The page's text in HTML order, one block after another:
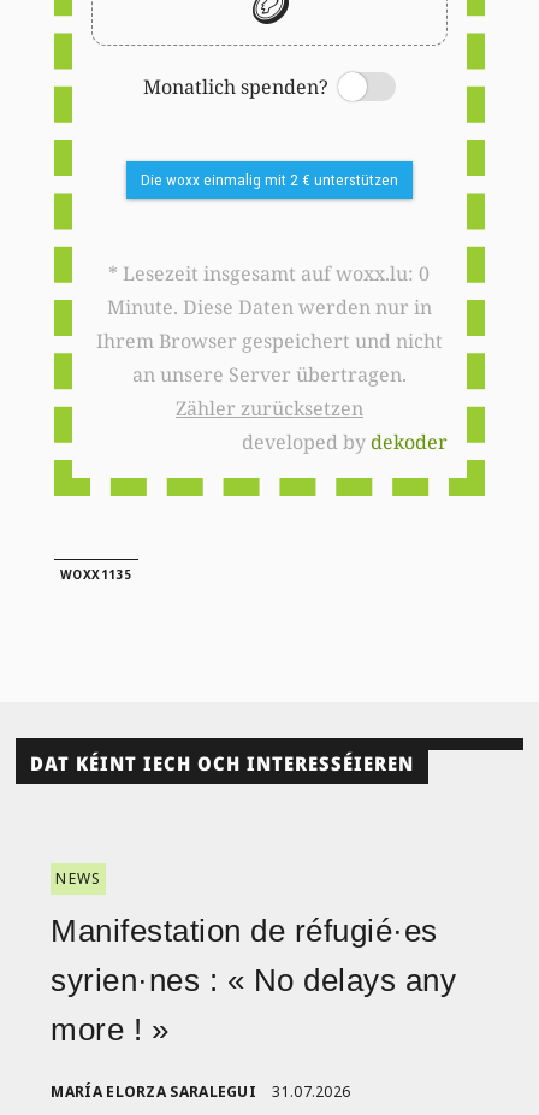
Monatlich spenden?
Switch
Die woxx einmalig mit 2 € unterstützen
* Lesezeit insgesamt auf woxx.lu: 0
Minute. Diese Daten werden nur in
Ihrem Browser gespeichert und nicht
an unsere Server übertragen.
Zähler zurücksetzen
developed bydekoder
WOXX1135
DAT KÉINT IECH OCH INTERESSÉIEREN
NEWS
Manifestation de réfugié·es
syrien·nes : « No delays any
more ! »
MARÍA ELORZA SARALEGUI 31.07.2026